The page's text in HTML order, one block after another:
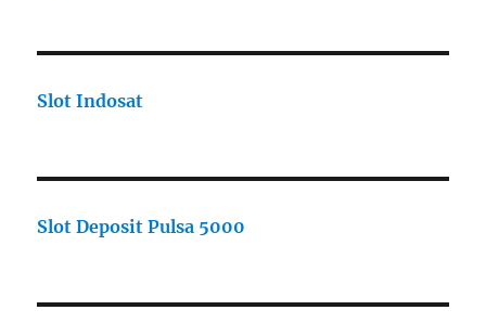
Slot Indosat
Slot Deposit Pulsa 5000